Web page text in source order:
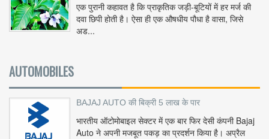
एक पुरानी कहावत है कि प्राकृतिक जड़ी-बूटियों में हर मर्ज की
दवा छिपी होती है। ऐसा ही एक औषधीय पौधा है वासा, जिसे
अड...
AUTOMOBILES
BAJAJ AUTO की बिक्री 5 लाख के पार
भारतीय ऑटोमोबाइल सेक्टर में एक बार फिर देसी कंपनी Bajaj
Auto ने अपनी मजबूत पकड़ का प्रदर्शन किया है। अप्रैल